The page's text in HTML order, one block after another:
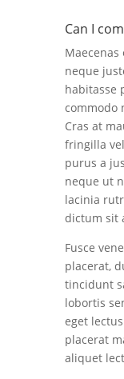
Can I
neque
habitasse
commodo
Cras at
fringilla
purus a
neque ut
lacinia
dictum sit
Fusce
placerat,
tincidunt
lobortis
eget
placerat
aliquet